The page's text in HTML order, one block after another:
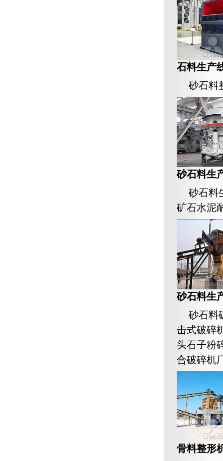
石料生产
砂石料
砂石料生
砂石料
矿石水泥
砂石料生
砂石料
击式破碎
头石子粉
合破碎机
骨料整形